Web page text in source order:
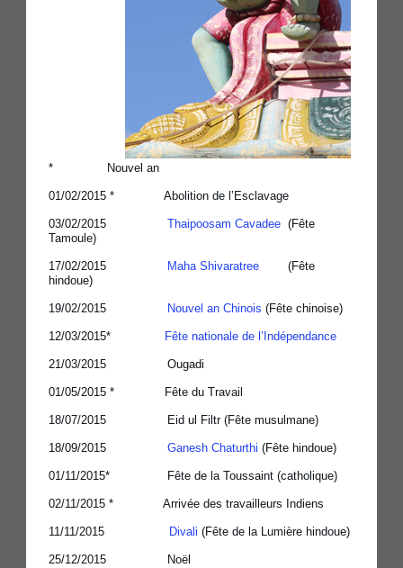
* Nouvel an
01/02/2015 * Abolition de l’Esclavage
03/02/2015 Thaipoosam Cavadee (Fête
Tamoule)
17/02/2015 Maha Shivaratree (Fête
hindoue)
19/02/2015 Nouvel an Chinois (Fête chinoise)
12/03/2015* Fête nationale de l’Indépendance
21/03/2015 Ougadi
01/05/2015 * Fête du Travail
18/07/2015 Eid ul Filtr (Fête musulmane)
18/09/2015Ganesh Chaturthi (Fête hindoue)
01/11/2015* Fête de la Toussaint (catholique)
02/11/2015 * Arrivée des travailleurs Indiens
11/11/2015 Divali (Fête de la Lumière hindoue)
25/12/2015 Noël